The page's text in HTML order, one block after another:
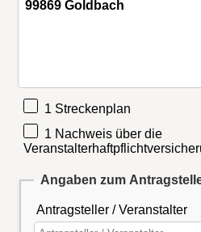
1 Streckenplan
1 Nachweis über die
Angaben zum
Antragsteller / Veranstalter